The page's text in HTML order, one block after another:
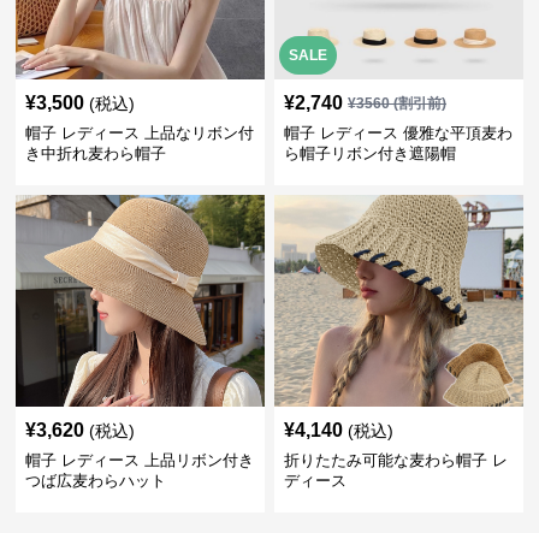
¥3,500 (税込)
帽子 レディース 上品なリボン付
き中折れ麦わら帽子
SALE
¥2,740 ¥3560(割引前)
帽子 レディース 優雅な平頂麦わ
ら帽子リボン付き遮陽帽
¥3,620 (税込)
帽子 レディース 上品リボン付き
つば広麦わらハット
¥4,140 (税込)
折りたたみ可能な麦わら帽子 レ
ディース